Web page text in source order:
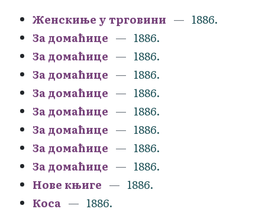
Женскиње у трговини
1886.
За домаћице
1886.
За домаћице
1886.
За домаћице
1886.
За домаћице
1886.
За домаћице
1886.
За домаћице
1886.
За домаћице
1886.
За домаћице
1886.
Нове књиге
1886.
Коса
1886.